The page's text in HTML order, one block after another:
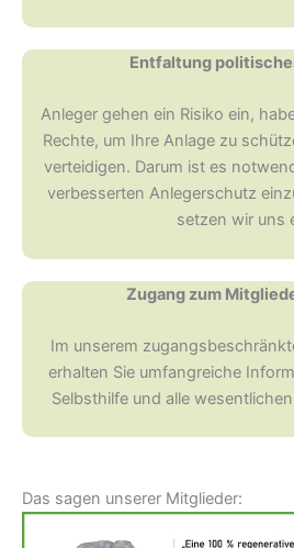
Entfaltung
Anleger gehen ein Risiko ein,
Rechte, um Ihre Anlage zu
verteidigen. Darum ist es
verbesserten Anlegerschutz
setzen wir uns
Zugang zum
Im unserem
erhalten Sie umfangreiche
Selbsthilfe und alle
Das sagen unserer Mitglieder: